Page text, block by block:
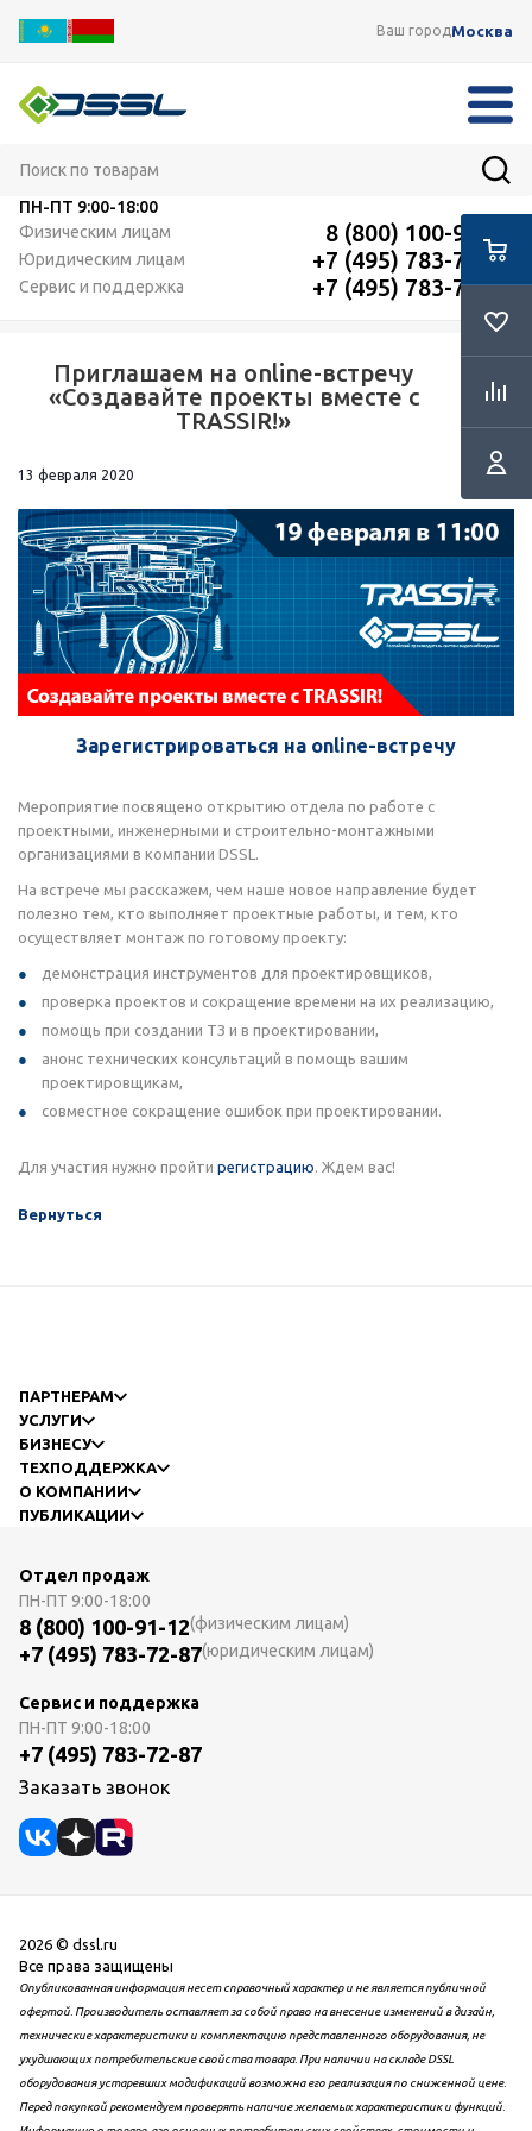
Ваш городМосква
ПН-ПТ 9:00-18:00
Физическим лицам
8 (800) 100-91-12
Юридическим лицам +7 (495) 783-72-87
Сервис и поддержка +7 (495) 783-72-87
Приглашаем на online-встречу
«Создавайте проекты вместе с
TRASSIR!»
RSS
13 февраля 2020
Зарегистрироваться на online-встречу
Мероприятие посвящено открытию отдела по работе с
проектными, инженерными и строительно-монтажными
организациями в компании DSSL.
На встрече мы расскажем, чем наше новое направление будет
полезно тем, кто выполняет проектные работы, и тем, кто
осуществляет монтаж по готовому проекту:
демонстрация инструментов для проектировщиков,
проверка проектов и сокращение времени на их реализацию,
помощь при создании ТЗ и в проектировании,
анонс технических консультаций в помощь вашим
проектировщикам,
совместное сокращение ошибок при проектировании.
Для участия нужно пройти регистрацию. Ждем вас!
Вернуться
ПАРТНЕРАМ
УСЛУГИ
БИЗНЕСУ
ТЕХПОДДЕРЖКА
О КОМПАНИИ
ПУБЛИКАЦИИ
Отдел продаж
ПН-ПТ 9:00-18:00
8 (800) 100-91-12(физическим лицам)
+7 (495) 783-72-87(юридическим лицам)
Сервис и поддержка
ПН-ПТ 9:00-18:00
+7 (495) 783-72-87
Заказать звонок
2026 © dssl.ru
Все права защищены
Опубликованная информация несет справочный характер и не является публичной
офертой. Производитель оставляет за собой право на внесение изменений в дизайн,
технические характеристики и комплектацию представленного оборудования, не
ухудшающих потребительские свойства товара. При наличии на складе DSSL
оборудования устаревших модификаций возможна его реализация по сниженной цене.
Перед покупкой рекомендуем проверять наличие желаемых характеристик и функций.